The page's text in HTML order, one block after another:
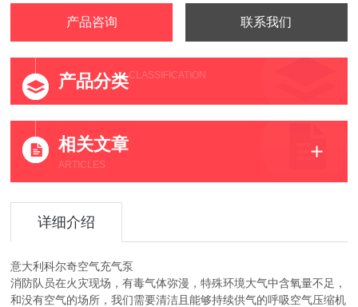
产品咨询 联系我们
产品分类CLASSIFICATION
相关文章
ARTICLES
详细介绍
意大利科尔奇空气充气泵
消防队员在火灾现场，有毒气体弥漫，特殊环境大气中含氧量不足，
和没有空气的场所，我们需要清洁且能够持续供气的呼吸空气压缩机